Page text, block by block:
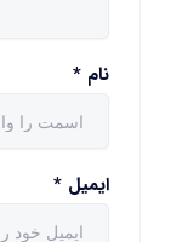
نام *
ایمیل *